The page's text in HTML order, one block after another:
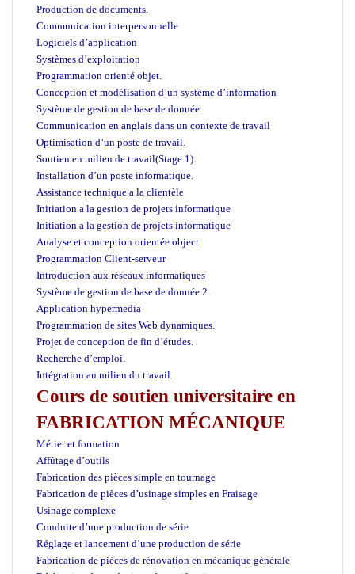
Production de documents.
Communication interpersonnelle
Logiciels d’application
Systèmes d’exploitation
Programmation orienté objet.
Conception et modélisation d’un système d’information
Système de gestion de base de donnée
Communication en anglais dans un contexte de travail
Optimisation d’un poste de travail.
Soutien en milieu de travail(Stage 1).
Installation d’un poste informatique.
Assistance technique a la clientèle
Initiation a la gestion de projets informatique
Initiation a la gestion de projets informatique
Analyse et conception orientée object
Programmation Client-serveur
Introduction aux réseaux informatiques
Système de gestion de base de donnée 2.
Application hypermedia
Programmation de sites Web dynamiques.
Projet de conception de fin d’études.
Recherche d’emploi.
Intégration au milieu du travail.
Cours de soutien universitaire en
FABRICATION MÉCANIQUE
Métier et formation
Affûtage d’outils
Fabrication des pièces simple en tournage
Fabrication de pièces d’usinage simples en Fraisage
Usinage complexe
Conduite d’une production de série
Réglage et lancement d’une production de série
Fabrication de pièces de rénovation en mécanique générale